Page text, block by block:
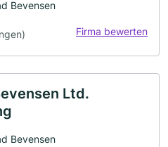
Bevensen
Firma bewerten
Ltd.
Bevensen